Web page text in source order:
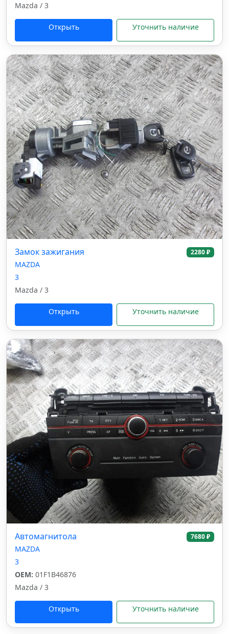
Mazda / 3
Открыть Уточнить наличие
Замок зажигания 2280 ₽
MAZDA
3
Mazda / 3
Открыть Уточнить наличие
Автомагнитола 7680 ₽
MAZDA
3
OEM: 01F1B46876
Mazda / 3
Открыть Уточнить наличие